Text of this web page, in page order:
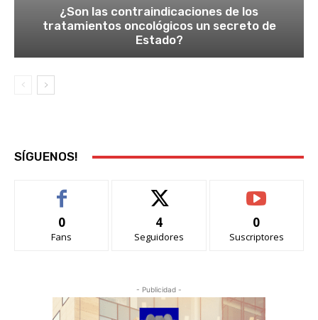
¿Son las contraindicaciones de los
tratamientos oncológicos un secreto de
Estado?
SÍGUENOS!
0
Fans
4
Seguidores
0
Suscriptores
- Publicidad -